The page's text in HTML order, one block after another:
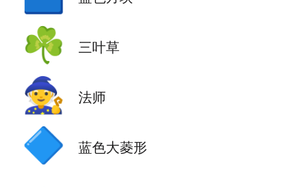
☘️ 三叶草
🧙 法师
🔷 蓝色大菱形